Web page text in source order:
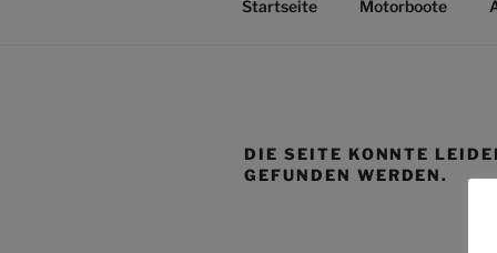
Startseite Motorboote
DIE SEITE KONNTE
GEFUNDEN WERDEN.